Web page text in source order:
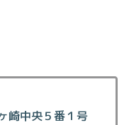
崎中央５番１号